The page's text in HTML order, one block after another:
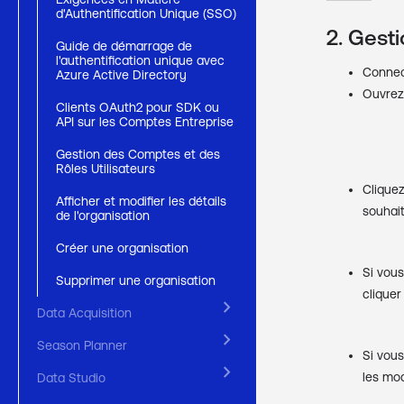
d'Authentification Unique (SSO)
Guide de démarrage de
l'authentification unique avec
Azure Active Directory
Clients OAuth2 pour SDK ou
API sur les Comptes Entreprise
Gestion des Comptes et des
Rôles Utilisateurs
Afficher et modifier les détails
de l'organisation
Créer une organisation
Supprimer une organisation
Data Acquisition keyboard_arrow_right
Season Planner keyboard_arrow_right
Data Studio keyboard_arrow_right
2.
Si
cliquer
Si
les